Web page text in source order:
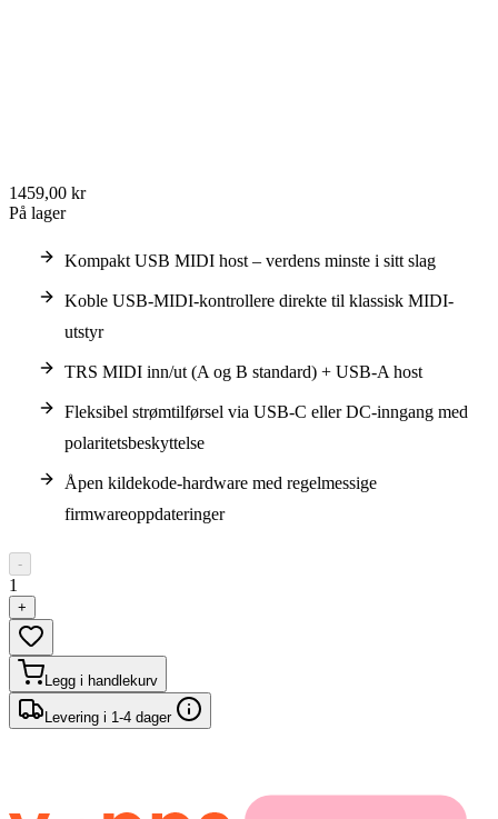
1459,00 kr
På lager
Kompakt USB MIDI host – verdens minste i sitt slag
Koble USB-MIDI-kontrollere direkte til klassisk MIDI-
utstyr
TRS MIDI inn/ut (A og B standard) + USB-A host
Fleksibel strømtilførsel via USB-C eller DC-inngang med
polaritetsbeskyttelse
Åpen kildekode-hardware med regelmessige
firmwareoppdateringer
-
1
+
Legg i handlekurv
Levering i 1-4 dager